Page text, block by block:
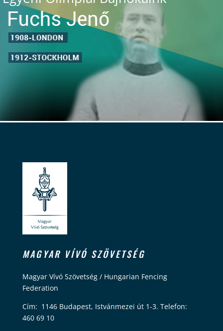
MAGYAR VÍVÓ SZÖVETSÉG
Magyar Vívó Szövetség / Hungarian Fencing
Federation
Cím: 1146 Budapest, Istvánmezei út 1-3. Telefon:
460 69 10